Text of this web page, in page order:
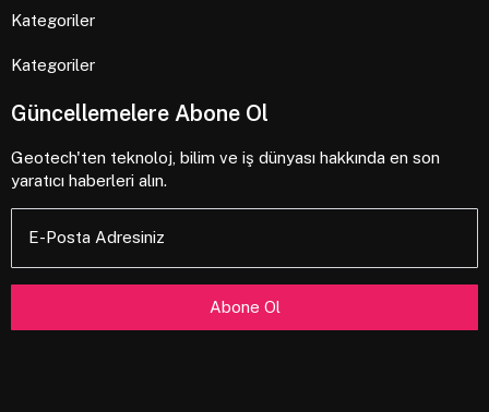
Kategoriler
Kategoriler
Güncellemelere Abone Ol
Geotech'ten teknoloj, bilim ve iş dünyası hakkında en son
yaratıcı haberleri alın.
E-Posta Adresiniz